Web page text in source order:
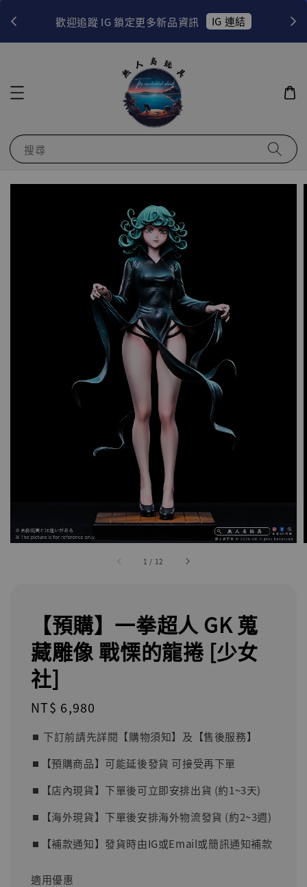
歡迎追蹤 IG 鎖定更多新品資訊 IG 連結
搜尋
1 / 12
【預購】一拳超人 GK 蒐
藏雕像 戰慄的龍捲 [少女
社]
Regular
NT$ 6,980
⏹︎ 下訂前請先詳閱【購物須知】及【售後服務】
⏹︎【預購商品】可能延後發貨 可接受再下單
⏹︎【店內現貨】下單後可立即安排出貨 (約1~3天)
⏹︎【海外現貨】下單後安排海外物流發貨 (約2~3週)
⏹︎【補款通知】發貨時由IG或Email或簡訊通知補款
適用優惠